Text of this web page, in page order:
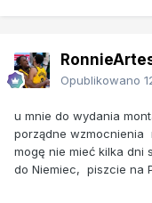
Opublikowano
u mnie do wydania
porządne wzmocnienia
mogę nie mieć kilka dni
do Niemiec, piszcie na